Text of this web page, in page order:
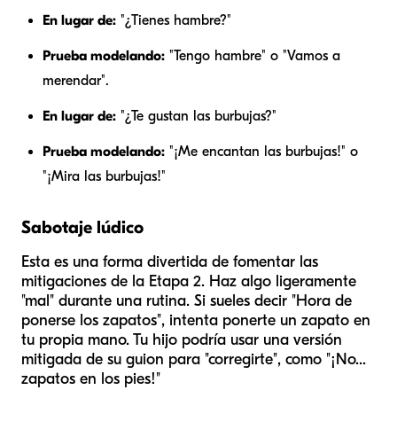
En lugar de: "¿Tienes hambre?"
Prueba modelando: "Tengo hambre" o "Vamos a
merendar".
En lugar de: "¿Te gustan las burbujas?"
Prueba modelando: "¡Me encantan las burbujas!" o
"¡Mira las burbujas!"
Sabotaje lúdico
Esta es una forma divertida de fomentar las
mitigaciones de la Etapa 2. Haz algo ligeramente
"mal" durante una rutina. Si sueles decir "Hora de
ponerse los zapatos", intenta ponerte un zapato en
tu propia mano. Tu hijo podría usar una versión
mitigada de su guion para "corregirte", como "¡No...
zapatos en los pies!"